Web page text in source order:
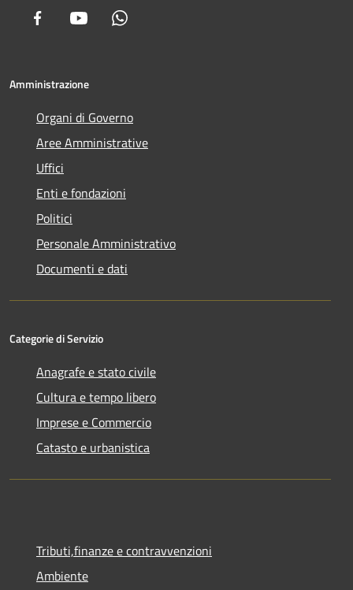
Facebook Youtube
Amministrazione
Organi di Governo
Aree Amministrative
Uffici
Enti e fondazioni
Politici
Personale Amministrativo
Documenti e dati
Categorie di Servizio
Anagrafe e stato civile
Cultura e tempo libero
Imprese e Commercio
Catasto e urbanistica
Tributi,finanze e contravvenzioni
Ambiente